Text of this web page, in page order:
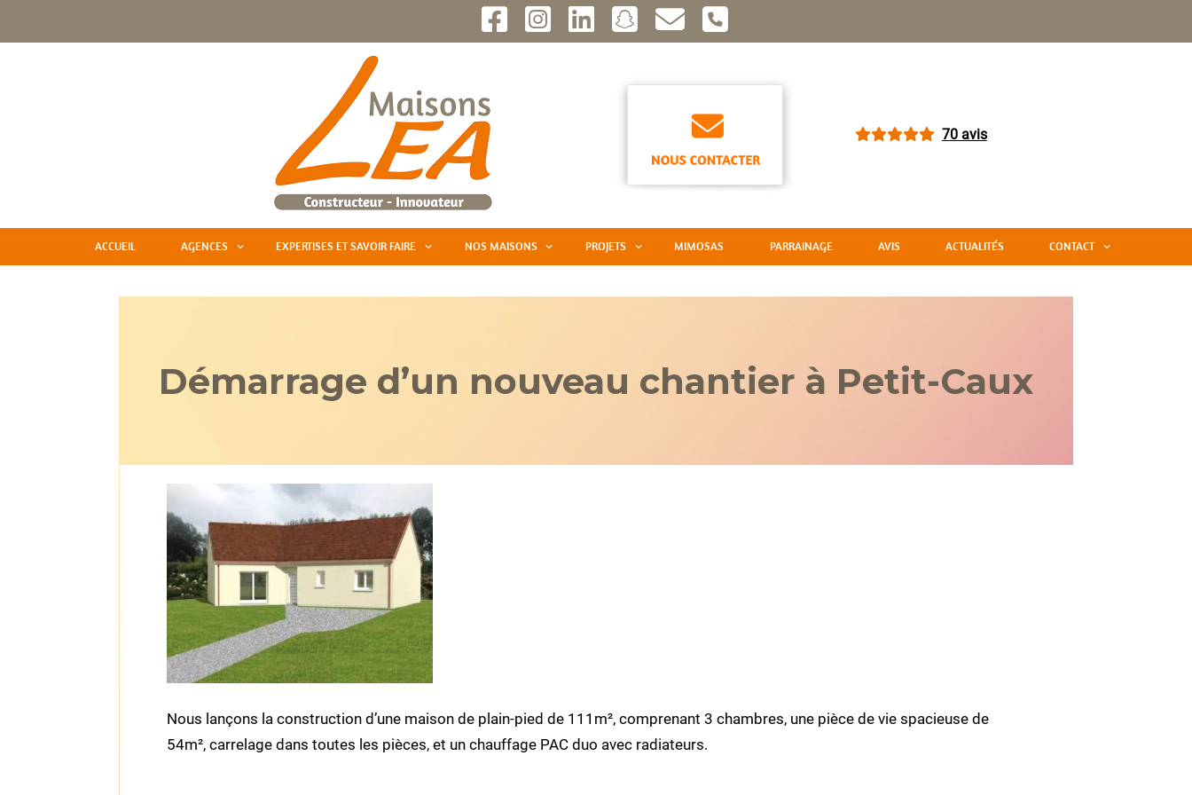
70 avis
ACCUEIL AGENCES EXPERTISES ET SAVOIR FAIRE NOS MAISONS PROJETS MIMOSAS PARRAINAGE AVIS ACTUALITÉS CONTACT
Démarrage d’un nouveau chantier à Petit-Caux
Nous lançons la construction d’une maison de plain-pied de 111m², comprenant 3 chambres, une pièce de vie spacieuse de
54m², carrelage dans toutes les pièces, et un chauffage PAC duo avec radiateurs.